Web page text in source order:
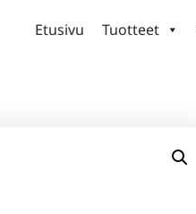
Etusivu Tuotteet